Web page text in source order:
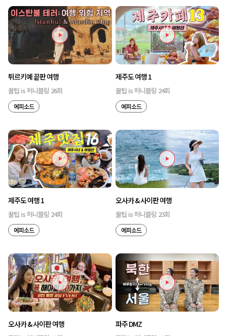
튀르키예 끝판 여행
꿀팁 is 허니블링 26회
에피소드
제주도 여행 1
꿀팁 is 허니블링 24회
에피소드
제주도 여행 1
꿀팁 is 허니블링 24회
에피소드
오사카 & 사이판 여행
꿀팁 is 허니블링 23회
에피소드
오사카 & 사이판 여행 파주 DMZ